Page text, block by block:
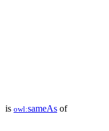
is owl:sameAs of